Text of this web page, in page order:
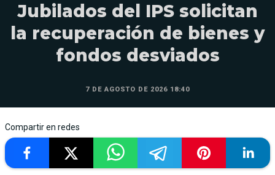
Jubilados del IPS solicitan
la recuperación de bienes y
fondos desviados
7 DE AGOSTO DE 2026 18:40
Compartir en redes